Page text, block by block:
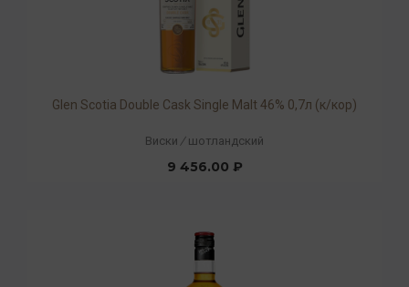
Glen Scotia Double Cask Single Malt 46% 0,7л (к/кор)
Виски / шотландский
9 456.00 ₽